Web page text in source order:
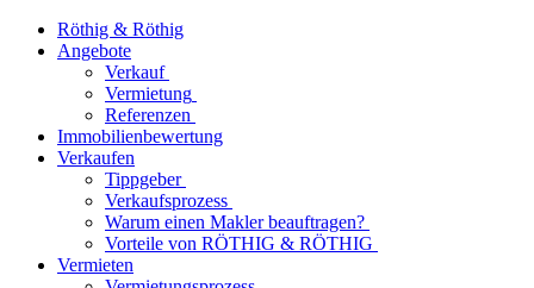
Röthig & Röthig
Angebote
Verkauf
Vermietung
Referenzen
Immobilienbewertung
Verkaufen
Tippgeber
Verkaufsprozess
Warum einen Makler beauftragen?
Vorteile von RÖTHIG & RÖTHIG
Vermieten